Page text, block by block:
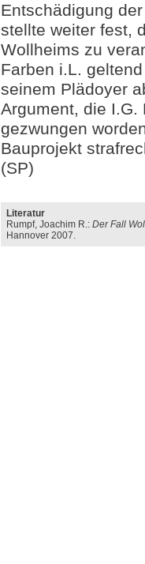
Entschädigung
stellte weiter fest,
Wollheims zu
Farben i.L.
seinem Plädoyer
Argument, die I.G.
gezwungen
Bauprojekt
(SP)
Literatur
Rumpf, Joachim R.: Der Fall
Hannover 2007.